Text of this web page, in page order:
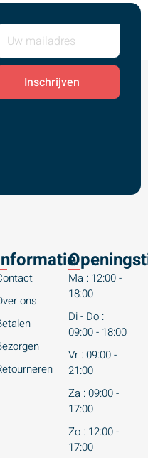
Inschrijven
ons
Ma : 12:00 -
18:00
Di - Do :
09:00 - 18:00
Vr : 09:00 -
21:00
Za : 09:00 -
17:00
Zo : 12:00 -
17:00